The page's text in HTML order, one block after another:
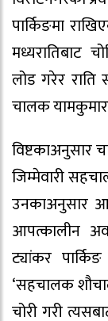
पार्किङमा
मध्यरातिबाट
लोड गरेर राति
चालक
विष्टकाअनुसार
जिम्मेवारी
उनकाअनुसार
आपत्कालीन
ट्यांकर
‘सहचालक
चोरी गरी